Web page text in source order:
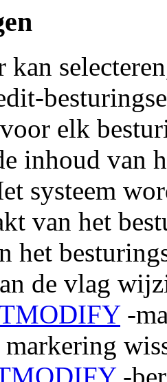
kan
elk
inhoud van
systeem
van het
het
de vlag
-
-